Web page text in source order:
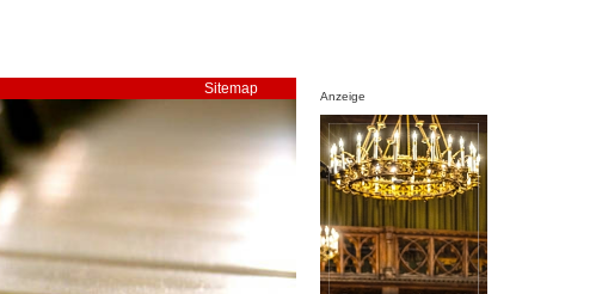
Sitemap Anzeige